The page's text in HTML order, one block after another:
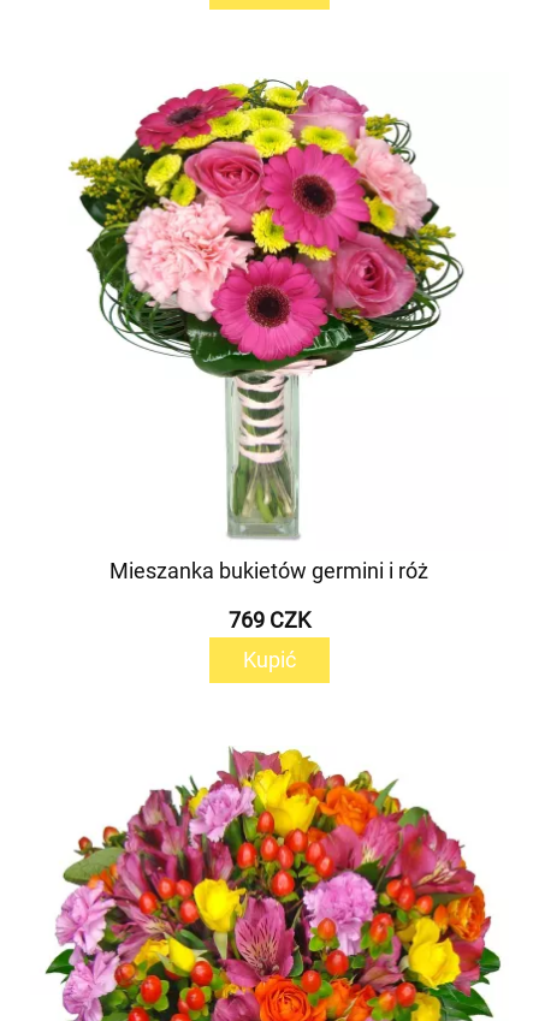
Mieszanka bukietów germini i róż
769 CZK
Kupić